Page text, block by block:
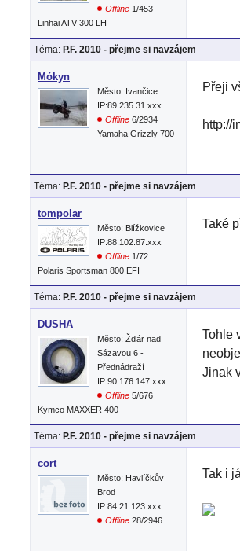
Offline 1/453
Linhai ATV 300 LH
Téma: P.F. 2010 - přejme si navzájem
Mókyn
Město: Ivančice
IP:89.235.31.xxx
Offline 6/2934
Yamaha Grizzly 700
Přeji
http://
Téma: P.F. 2010 - přejme si navzájem
tompolar
Město: Blížkovice
IP:88.102.87.xxx
Offline 1/72
Polaris Sportsman 800 EFI
Také
Téma: P.F. 2010 - přejme si navzájem
DUSHA
Město: Žďár nad
Sázavou 6 -
Přednádraží
IP:90.176.147.xxx
Offline 5/676
Kymco MAXXER 400
Tohle
Jinak
Téma: P.F. 2010 - přejme si navzájem
cort
Město: Havlíčkův
Brod
IP:84.21.123.xxx
Offline 28/2946
Tak i